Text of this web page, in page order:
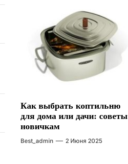
Как выбрать коптильню
для дома или дачи: советы
новичкам
Best_admin 2 Июня 2025